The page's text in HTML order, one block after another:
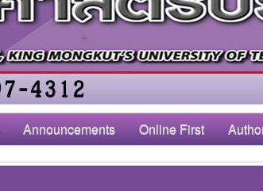
Announcements Online First